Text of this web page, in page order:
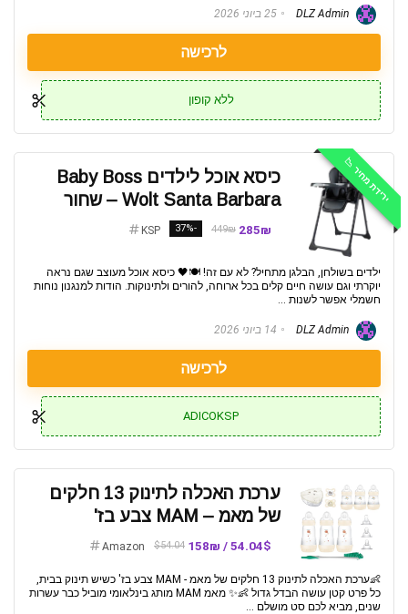
25 ביוני 2026
לרכישה
ללא קופון
ירידת מחיר 📉
כיסא אוכל לילדים Baby Boss
Wolt Santa Barbara – שחור
285₪
449₪
-37%
KSP
ילדים בשולחן, הבלגן מתחיל? לא עם זה! 🍽️🖤 כיסא אוכל מעוצב שגם נראה
יוקרתי וגם עושה חיים קלים בכל ארוחה, להורים ולתינוקות. הודות למנגנון נוחות
חשמלי אפשר לשנות ...
14 ביוני 2026
לרכישה
ADICOKSP
ערכת האכלה לתינוק 13 חלקים
של מאמ – MAM צבע בז'
54.04$ / 158₪
$54.04
Amazon
👶ערכת האכלה לתינוק 13 חלקים של מאמ - MAM צבע בז' כשיש תינוק בבית,
כל פרט קטן עושה הבדל גדול 👶✨ מאמ MAM מותג בינלאומי מוביל כבר עשרות
שנים, מביא לכם סט מושלם ...